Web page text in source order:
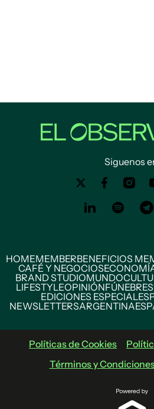
Siguenos
HOMEMEMBERBENEFICIOS
CAFÉ Y NEGOCIOS
BRAND STUDIOMUNDO
LIFESTYLEOPINIÓNFÚNEBRES
EDICIONES ESPECIALES
NEWSLETTERSARGENTINA
Políticas de Cookies
Términos y